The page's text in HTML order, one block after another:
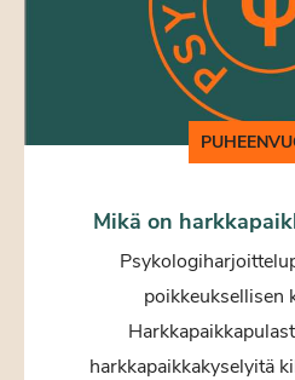
Mikä on
poikkeuksellisen
harkkapaikkakyselyitä